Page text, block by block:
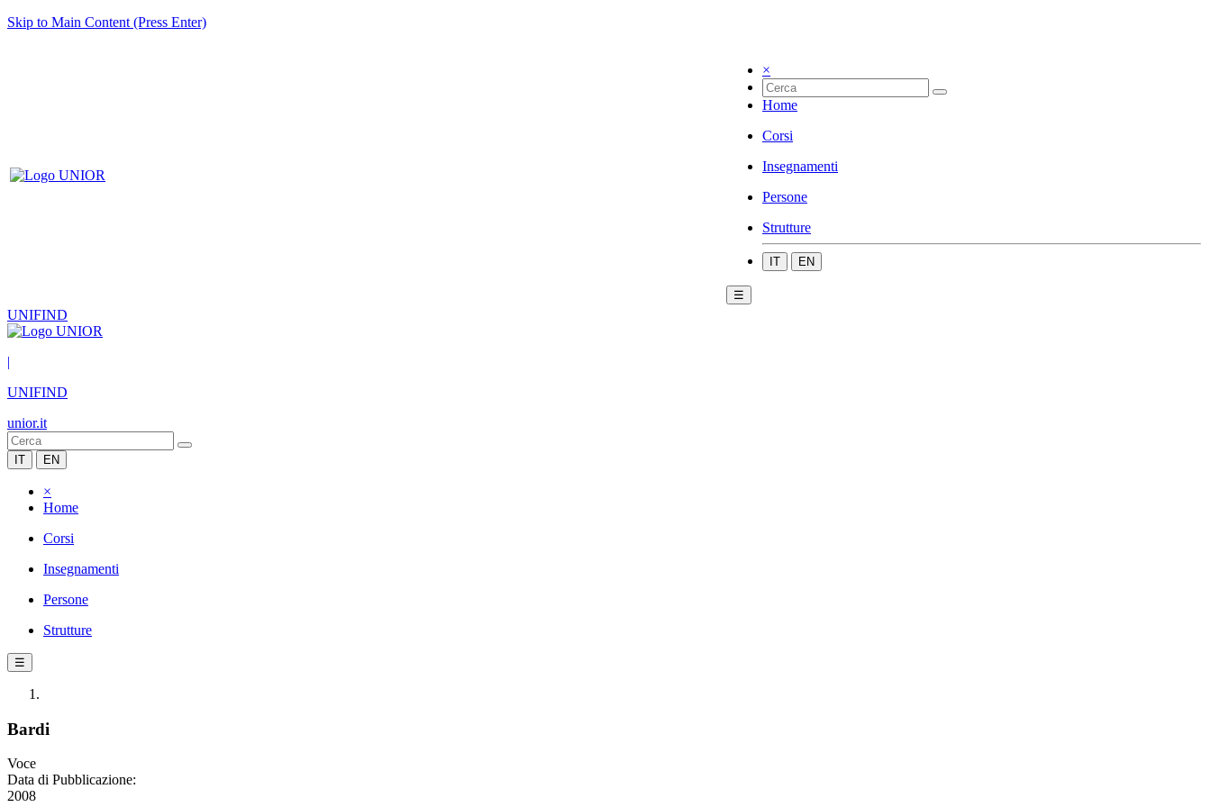
Skip to Main Content (Press Enter)
×
Home
Corsi
Insegnamenti
Persone
Strutture
IT EN
☰
UNIFIND
|
UNIFIND
unior.it
IT EN
×
Home
Corsi
Insegnamenti
Persone
Strutture
☰
Bardi
Voce
Data di Pubblicazione:
2008